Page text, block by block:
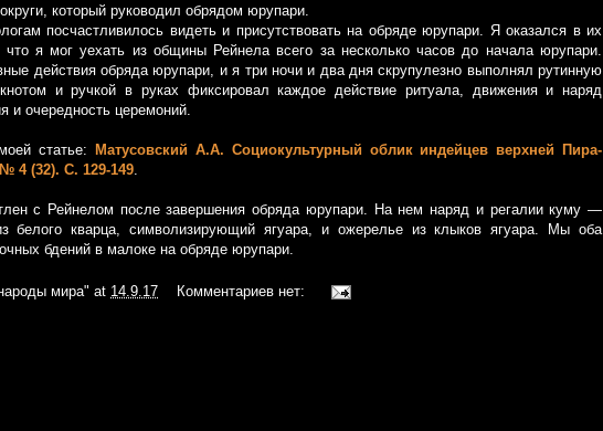
который руководил обрядом юрупари.
посчастливилось видеть и присутствовать на обряде юрупари. Я оказался в их
я мог уехать из общины Рейнела всего за несколько часов до начала юрупари.
действия обряда юрупари, и я три ночи и два дня скрупулезно выполнял рутинную
и ручкой в руках фиксировал каждое действие ритуала, движения и наряд
и очередность церемоний.
статье:Матусовский А.А. Социокультурный облик индейцев верхней Пира-
4 (32). С. 129-149
с Рейнелом после завершения обряда юрупари. На нем наряд и регалии куму —
белого кварца, символизирующий ягуара, и ожерелье из клыков ягуара. Мы оба
бдений в малоке на обряде юрупари.
мира" at 14.9.17
Комментариев нет: